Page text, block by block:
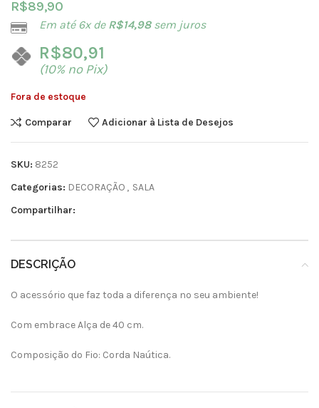
R$89,90
Em até 6x de R$14,98sem juros
R$80,91
(10% no Pix)
Fora de estoque
Comparar Adicionar à Lista de Desejos
SKU: 8252
Categorias: DECORAÇÃO , SALA
Compartilhar:
DESCRIÇÃO
O acessório que faz toda a diferença no seu ambiente!
Com embrace Alça de 40 cm.
Composição do Fio: Corda Naútica.